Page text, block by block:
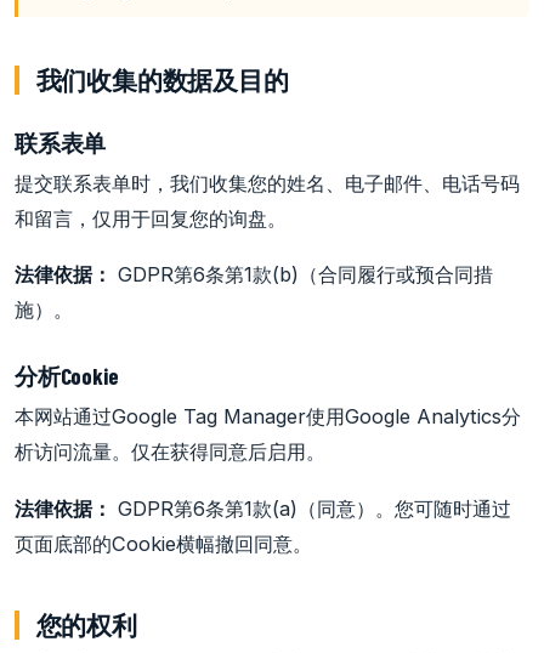
我们收集的数据及目的
联系表单
提交联系表单时，我们收集您的姓名、电子邮件、电话号码
和留言，仅用于回复您的询盘。
法律依据： GDPR第6条第1款(b)（合同履行或预合同措
施）。
分析Cookie
本网站通过Google Tag Manager使用Google Analytics分
析访问流量。仅在获得同意后启用。
法律依据： GDPR第6条第1款(a)（同意）。您可随时通过
页面底部的Cookie横幅撤回同意。
您的权利